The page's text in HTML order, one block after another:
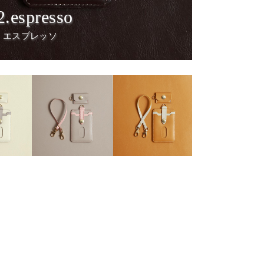
エスプレッソ